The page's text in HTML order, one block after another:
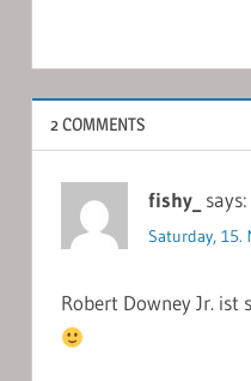
2 COMMENTS
fishy_ says:
Saturday, 15.
Robert Downey Jr. ist